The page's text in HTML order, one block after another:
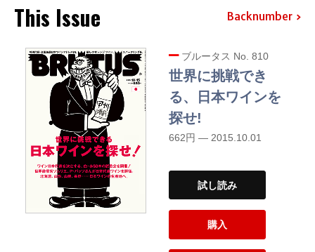
This Issue Backnumber
ブルータス No. 810
世界に挑戦でき
る、日本ワインを
探せ!
662円 — 2015.10.01
試し読み
購入